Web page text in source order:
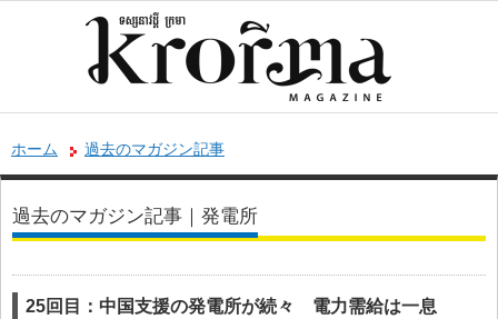
ホーム 過去のマガジン記事
過去のマガジン記事｜発電所
25回目：中国支援の発電所が続々 電力需給は一息